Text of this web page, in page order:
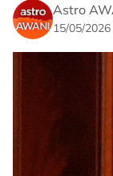
Astro
15/05/